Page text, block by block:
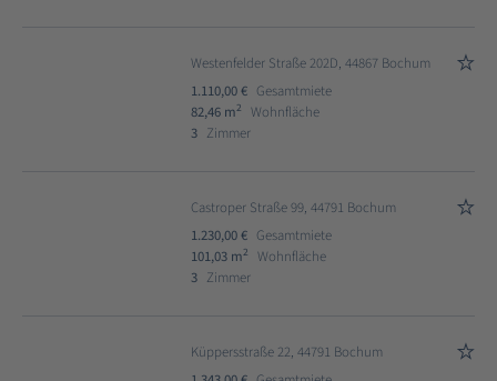
Westenfelder Straße 202D, 44867 Bochum
1.110,00 € Gesamtmiete
82,46 m2
Wohnfläche
3 Zimmer
Castroper Straße 99, 44791 Bochum
1.230,00 € Gesamtmiete
101,03 m2
Wohnfläche
3 Zimmer
Küppersstraße 22, 44791 Bochum